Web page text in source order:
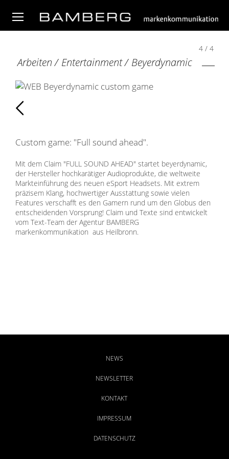
4 / 4
Arbeiten/ Entertainment/ Beyerdynamic
Custom game: "Full sound ahead".
Mit dem Claim "FULL SOUND AHEAD" startet beyerdynamic,
der Hersteller hochkarätiger Audioprodukte, die weltweite
Markteinführung des neuen eSport Headsets. Mit extrem
präzisem Klang, hochwertiger Ausstattung sowie vielen
Features verschafft es den Gamern rund um den Globus den
entscheidenden Vorsprung! Claim und Texte sind entwickelt
vom Text-Team der Agentur BAMBERG
markenkommunikation aus Heilbronn.
NEWS
NEWSLETTER
KONTAKT
IMPRESSUM
DATENSCHUTZ